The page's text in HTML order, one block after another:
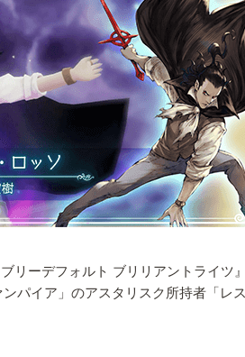
ーデフォルト ブリリアントライツ
パイア」のアスタリスク所持者「レ